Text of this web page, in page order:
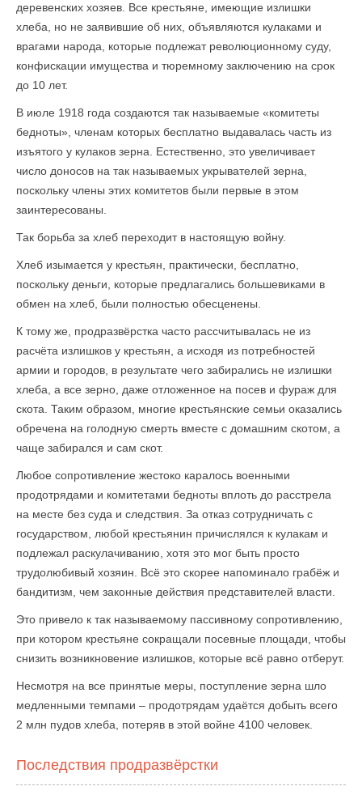
деревенских хозяев. Все крестьяне, имеющие излишки
хлеба, но не заявившие об них, объявляются кулаками и
врагами народа, которые подлежат революционному суду,
конфискации имущества и тюремному заключению на срок
до 10 лет.
В июле 1918 года создаются так называемые «комитеты
бедноты», членам которых бесплатно выдавалась часть из
изъятого у кулаков зерна. Естественно, это увеличивает
число доносов на так называемых укрывателей зерна,
поскольку члены этих комитетов были первые в этом
заинтересованы.
Так борьба за хлеб переходит в настоящую войну.
Хлеб изымается у крестьян, практически, бесплатно,
поскольку деньги, которые предлагались большевиками в
обмен на хлеб, были полностью обесценены.
К тому же, продразвёрстка часто рассчитывалась не из
расчёта излишков у крестьян, а исходя из потребностей
армии и городов, в результате чего забирались не излишки
хлеба, а все зерно, даже отложенное на посев и фураж для
скота. Таким образом, многие крестьянские семьи оказались
обречена на голодную смерть вместе с домашним скотом, а
чаще забирался и сам скот.
Любое сопротивление жестоко каралось военными
продотрядами и комитетами бедноты вплоть до расстрела
на месте без суда и следствия. За отказ сотрудничать с
государством, любой крестьянин причислялся к кулакам и
подлежал раскулачиванию, хотя это мог быть просто
трудолюбивый хозяин. Всё это скорее напоминало грабёж и
бандитизм, чем законные действия представителей власти.
Это привело к так называемому пассивному сопротивлению,
при котором крестьяне сокращали посевные площади, чтобы
снизить возникновение излишков, которые всё равно отберут.
Несмотря на все принятые меры, поступление зерна шло
медленными темпами – продотрядам удаётся добыть всего
2 млн пудов хлеба, потеряв в этой войне 4100 человек.
Последствия продразвёрстки